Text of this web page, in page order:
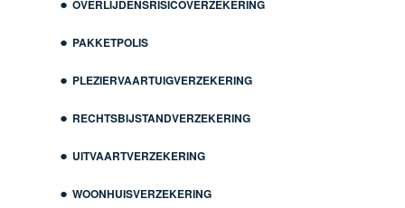
OVERLIJDENSRISICOVERZEKERING
PAKKETPOLIS
PLEZIERVAARTUIGVERZEKERING
RECHTSBIJSTANDVERZEKERING
UITVAARTVERZEKERING
WOONHUISVERZEKERING